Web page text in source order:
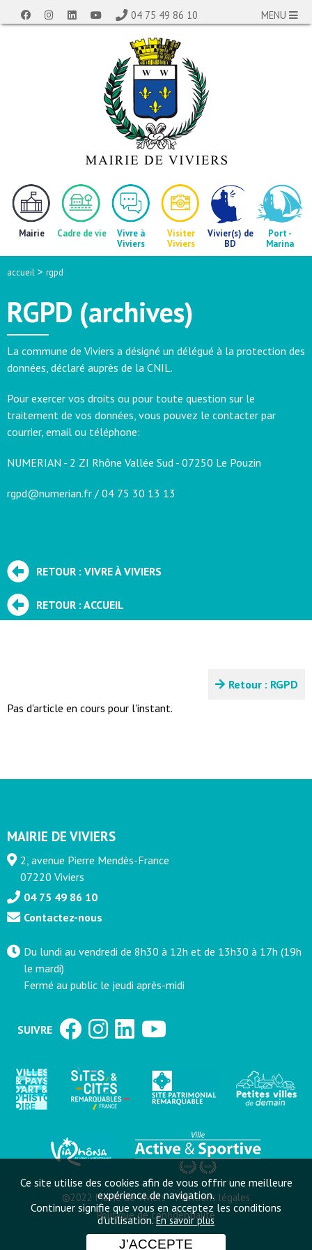
04 75 49 86 10 MENU
Mairie Cadre de vie
Vivre à
Viviers
Visiter
Viviers
Vivier(s) de
BD
Port -
Marina
accueil > rgpd
RGPD (archives)
La commune de Viviers a désigné un délégué à la protection des
données, déclaré auprès de la CNIL.
Pour exercer vos droits ou pour toute question sur le
traitement de vos données, vous pouvez le contacter par
courrier, email ou téléphone:
NUMERIAN - 2 ZI Rhône Vallée Sud - 07250 Le Pouzin
rgpd@numerian.fr / 04 75 30 13 13
RETOUR : VIVRE À VIVIERS
RETOUR : ACCUEIL
Retour : RGPD
Pas d'article en cours pour l'instant.
MAIRIE DE VIVIERS
2, avenue Pierre Mendès-France
07220 Viviers
04 75 49 86 10
Contactez-nous
Du lundi au vendredi de 8h30 à 12h et de 13h30 à 17h (19h
le mardi)
Fermé au public le jeudi après-midi
SUIVRE
©2022 Mairie de Viviers
Mentions légales
Politique de confidentialité
Ce site utilise des cookies afin de vous offrir une meilleure
expérience de navigation.
Continuer signifie que vous en acceptez les conditions
d'utilisation.En savoir plus
J'ACCEPTE